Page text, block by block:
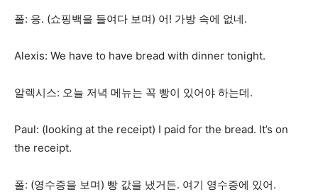
폴: 응. (쇼핑백을 들여다 보며) 어! 가방 속에 없네.
Alexis: We have to have bread with dinner tonight.
알렉시스: 오늘 저녁 메뉴는 꼭 빵이 있어야 하는데.
Paul: (looking at the receipt) I paid for the bread. It’s on
the receipt.
폴: (영수증을 보며) 빵 값을 냈거든. 여기 영수증에 있어.